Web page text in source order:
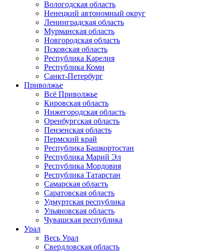
Вологодская область
Ненецкий автономный округ
Ленинградская область
Мурманская область
Новгородская область
Псковская область
Республика Карелия
Республика Коми
Санкт-Петербург
Приволжье
Всё Приволжье
Кировская область
Нижегородская область
Оренбургская область
Пензенская область
Пермский край
Республика Башкортостан
Республика Марий Эл
Республика Мордовия
Республика Татарстан
Самарская область
Саратовская область
Удмуртская республика
Ульяновская область
Чувашская республика
Урал
Весь Урал
Свердловская область